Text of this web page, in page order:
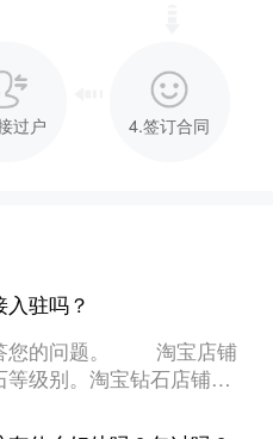
过户 4.签订合同
驻吗？
您的问题。 淘宝店铺
级别。淘宝钻石店铺是